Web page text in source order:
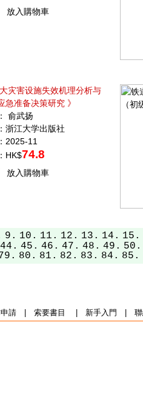
放入購物車
大灾害设施失效机理分析与
急准备决策研究 》
俞武扬
浙江大学出版社
2025-11
HK$74.8
放入購物車
9. 10. 11. 12. 13. 14. 15.
44. 45. 46. 47. 48. 49. 50.
80. 81. 82. 83. 84. 85.
請| 索要書目 新手入門